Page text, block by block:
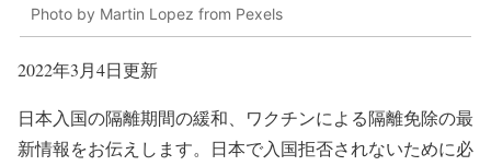
Photo by Martin Lopez from Pexels
2022年3月4日更新
日本入国の隔離期間の緩和、ワクチンによる隔離免除の最
新情報をお伝えします。日本で入国拒否されないために必